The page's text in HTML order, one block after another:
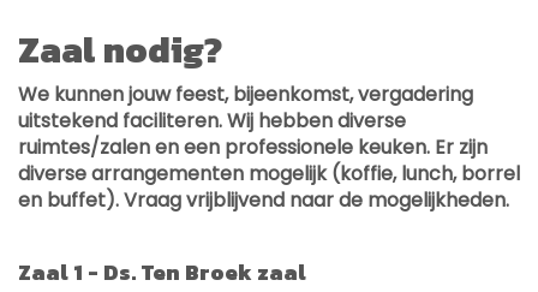
Zaal nodig?
We kunnen jouw feest, bijeenkomst, vergadering
uitstekend faciliteren. Wij hebben diverse
ruimtes/zalen en een professionele keuken. Er zijn
diverse arrangementen mogelijk (koffie, lunch, borrel
en buffet). Vraag vrijblijvend naar de mogelijkheden.
Zaal 1 - Ds. Ten Broek zaal